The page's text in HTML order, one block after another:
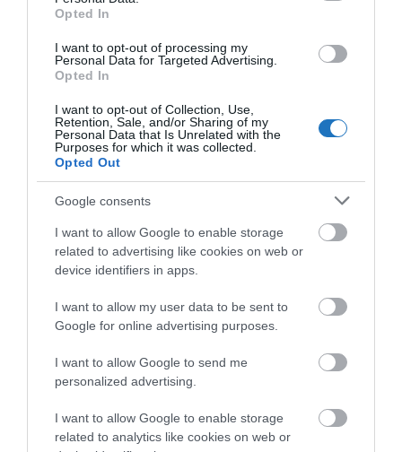
Opted In
I want to opt-out of processing my
Personal Data for Targeted Advertising.
Opted In
I want to opt-out of Collection, Use,
Retention, Sale, and/or Sharing of my
Personal Data that Is Unrelated with the
Purposes for which it was collected.
Opted Out
Google consents
I want to allow Google to enable storage
related to advertising like cookies on web or
device identifiers in apps.
I want to allow my user data to be sent to
Google for online advertising purposes.
I want to allow Google to send me
personalized advertising.
I want to allow Google to enable storage
related to analytics like cookies on web or
A POZSONYI REPÜLŐTÉRRŐL KÖZVETLEN
CÉLOKRA
írtaPolisor Bettina
Izgalmas újításokkal bővült a pozsonyiM. R. Štefánik
Nemzetközi Repülőtér (BTS)
mostantól közvetlen repülőjáratokkal olyan
különleges helyekre is eljuthatunk, amelyekre
korábban nem volt lehetőség közvetlenül
Pozsonyból. A repülőtér kínálata mostantólMadeira
Katarfelé is nyitott, így újabb egzotikus úti célok
kerültek elérhető közelségbe a szlovák fővárosból
indulva – írja aParaméter
OLVASS TOVÁBB